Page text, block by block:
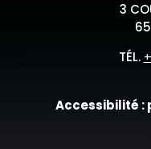
3
TÉL.
Accessibilité